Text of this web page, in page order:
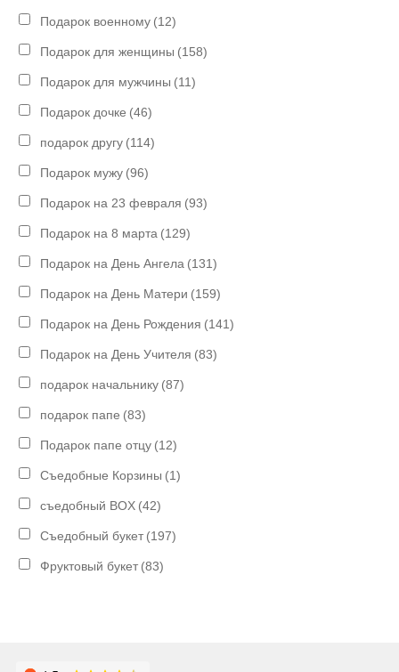
Подарок военному (12)
Подарок для женщины (158)
Подарок для мужчины (11)
Подарок дочке (46)
подарок другу (114)
Подарок мужу (96)
Подарок на 23 февраля (93)
Подарок на 8 марта (129)
Подарок на День Ангела (131)
Подарок на День Матери (159)
Подарок на День Рождения (141)
Подарок на День Учителя (83)
подарок начальнику (87)
подарок папе (83)
Подарок папе отцу (12)
Съедобные Корзины (1)
съедобный BOX (42)
Съедобный букет (197)
Фруктовый букет (83)